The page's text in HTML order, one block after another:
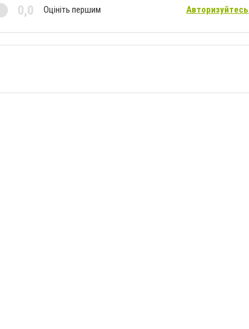
0,0 Оцініть першим Авторизуйтесь